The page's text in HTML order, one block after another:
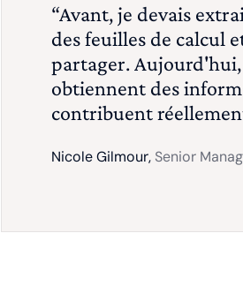
“Avant, je devais
des feuilles de calcul
partager.
obtiennent des
contribuent
Nicole Gilmour, Senior